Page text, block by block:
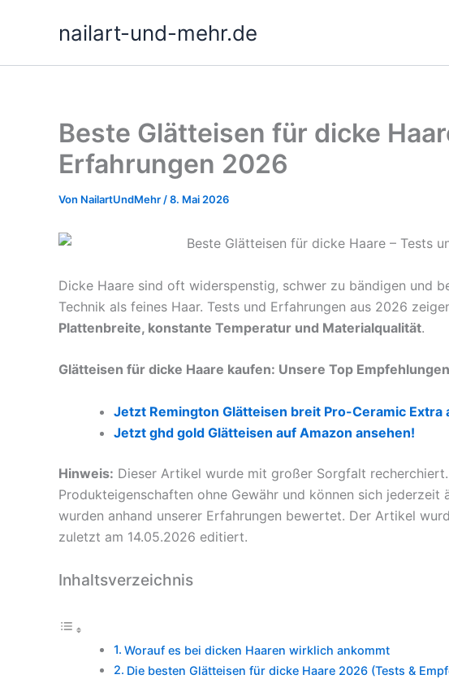
nailart-und-mehr.de
Beste Glätteisen für dicke
Erfahrungen 2026
Von NailartUndMehr /8. Mai 2026
Dicke Haare sind oft widerspenstig, schwer zu bändigen und
Technik als feines Haar. Tests und Erfahrungen aus 2026
Plattenbreite, konstante Temperatur und Materialqualität.
Glätteisen für dicke Haare kaufen: Unsere Top Empfehlungen
Jetzt Remington Glätteisen breit Pro-Ceramic Extra
Jetzt ghd gold Glätteisen auf Amazon ansehen!
Hinweis: Dieser Artikel wurde mit großer Sorgfalt
Produkteigenschaften ohne Gewähr und können sich jederzeit
wurden anhand unserer Erfahrungen bewertet. Der Artikel
zuletzt am 14.05.2026 editiert.
Inhaltsverzeichnis
Worauf es bei dicken Haaren wirklich ankommt
Die besten Glätteisen für dicke Haare 2026 (Tests &